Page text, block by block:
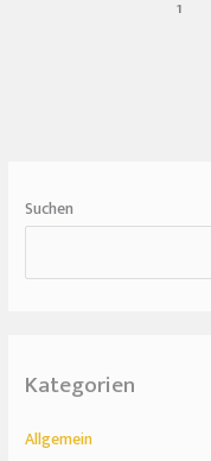
1
Suchen
Kategorien
Allgemein